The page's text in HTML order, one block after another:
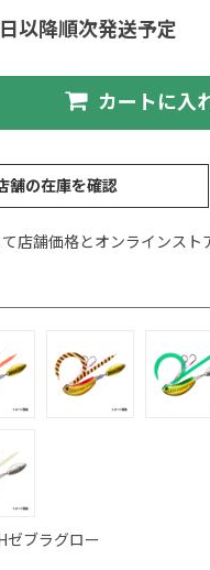
以降順次発送予定
カートに入
舗の在庫を確認
店舗価格とオンラインスト
ゼブラグロー